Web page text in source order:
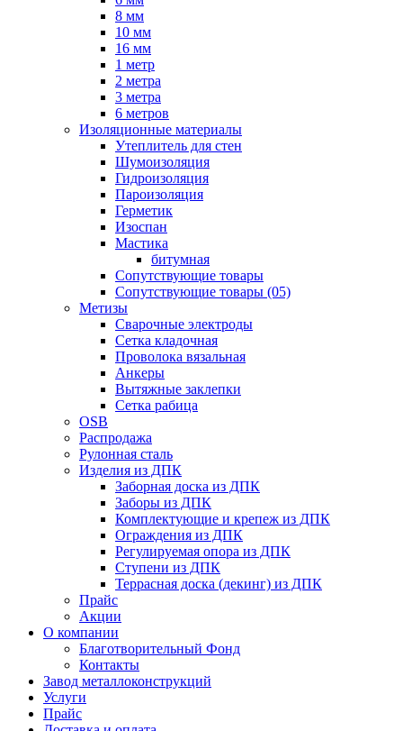
8 мм
10 мм
16 мм
1 метр
2 метра
3 метра
6 метров
Изоляционные материалы
Утеплитель для стен
Шумоизоляция
Гидроизоляция
Пароизоляция
Герметик
Изоспан
Мастика
битумная
Сопутствующие товары
Сопутствующие товары (05)
Метизы
Сварочные электроды
Сетка кладочная
Проволока вязальная
Анкеры
Вытяжные заклепки
Сетка рабица
OSB
Распродажа
Рулонная сталь
Изделия из ДПК
Заборная доска из ДПК
Заборы из ДПК
Комплектующие и крепеж из ДПК
Ограждения из ДПК
Регулируемая опора из ДПК
Ступени из ДПК
Террасная доска (декинг) из ДПК
Прайс
Акции
О компании
Благотворительный Фонд
Контакты
Завод металлоконструкций
Услуги
Прайс